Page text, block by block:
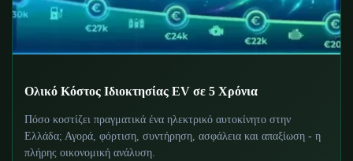
Ολικό Κόστος Ιδιοκτησίας EV σε 5 Χρόνια
Πόσο κοστίζει πραγματικά ένα ηλεκτρικό αυτοκίνητο στην
Ελλάδα; Αγορά, φόρτιση, συντήρηση, ασφάλεια και απαξίωση - η
πλήρης οικονομική ανάλυση.